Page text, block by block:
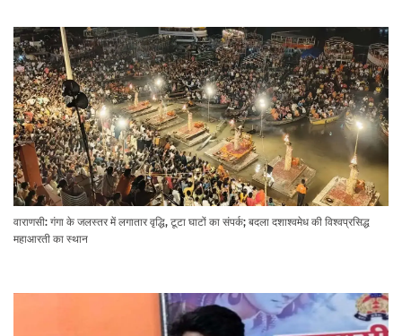
वाराणसी: गंगा के जलस्तर में लगातार वृद्धि, टूटा घाटों का संपर्क; बदला दशाश्वमेध की विश्वप्रसिद्ध
महाआरती का स्थान